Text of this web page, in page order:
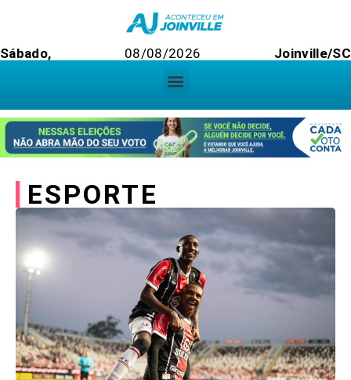
Sábado, 08/08/2026 Joinville/SC
ESPORTE